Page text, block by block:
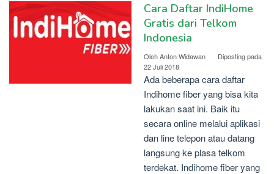
Cara Daftar IndiHome
Gratis dari Telkom
Indonesia
OlehAnton Widawan
Diposting pada
22 Juli 2018
Ada beberapa cara daftar
Indihome fiber yang bisa kita
lakukan saat ini. Baik itu
secara online melalui aplikasi
dan line telepon atau datang
langsung ke plasa telkom
terdekat. Indihome fiber yang